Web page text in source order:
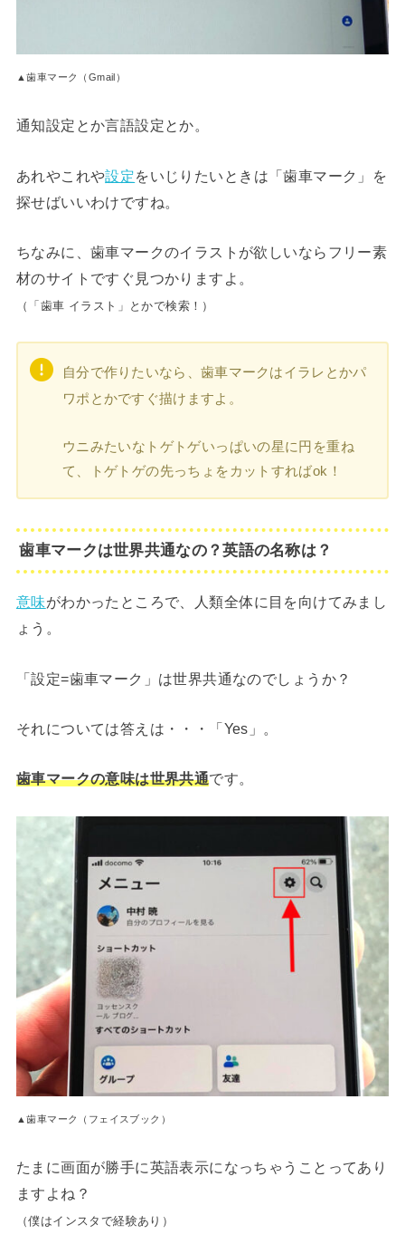
▲歯車マーク（Gmail）
通知設定とか言語設定とか。
あれやこれや設定をいじりたいときは「歯車マーク」を
探せばいいわけですね。
ちなみに、歯車マークのイラストが欲しいならフリー素
材のサイトですぐ見つかりますよ。
（「歯車 イラスト」とかで検索！）
自分で作りたいなら、歯車マークはイラレとかパ
ワポとかですぐ描けますよ。
ウニみたいなトゲトゲいっぱいの星に円を重ね
て、トゲトゲの先っちょをカットすればok！
歯車マークは世界共通なの？英語の名称は？
意味がわかったところで、人類全体に目を向けてみまし
ょう。
「設定=歯車マーク」は世界共通なのでしょうか？
それについては答えは・・・「Yes」。
歯車マークの意味は世界共通です。
▲歯車マーク（フェイスブック）
たまに画面が勝手に英語表示になっちゃうことってあり
ますよね？
（僕はインスタで経験あり）